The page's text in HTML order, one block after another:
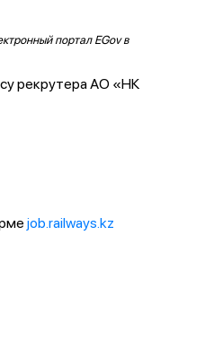
портал EGov в
рекрутера АО «НК
job.railways.kz